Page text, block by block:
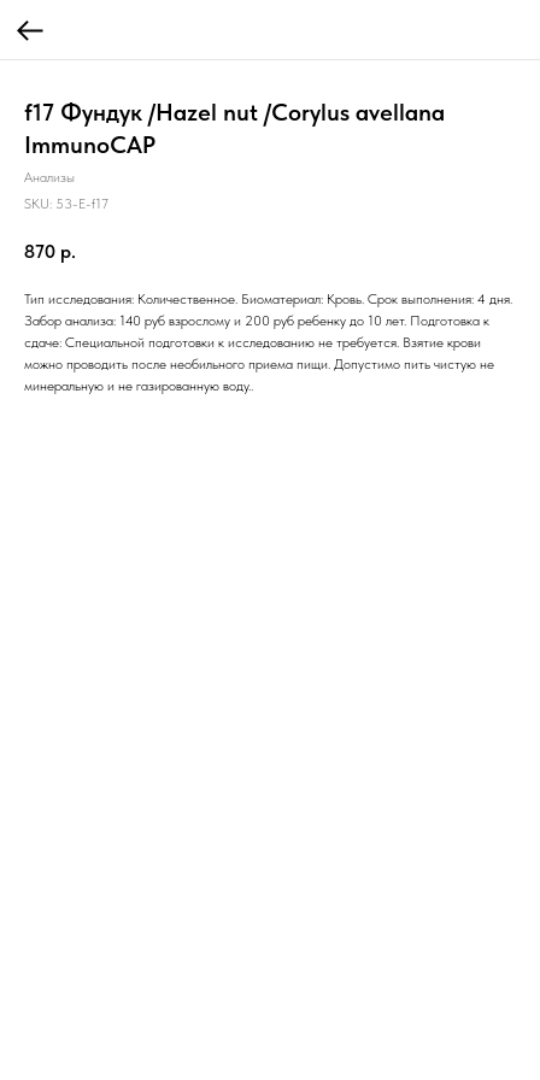
f17 Фундук /Hazel nut /Corylus avellana
ImmunoCAP
Анализы
SKU: 53-E-f17
870 р.
Тип исследования: Количественное. Биоматериал: Кровь. Срок выполнения: 4 дня.
Забор анализа: 140 руб взрослому и 200 руб ребенку до 10 лет. Подготовка к
сдаче: Специальной подготовки к исследованию не требуется. Взятие крови
можно проводить после необильного приема пищи. Допустимо пить чистую не
минеральную и не газированную воду..